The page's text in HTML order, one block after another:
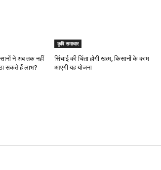
ने अब तक नहीं
सकते हैं लाभ?
कृषि समाचार
सिंचाई की चिंता होगी खत्म, किसानों के काम
आएगी यह योजना